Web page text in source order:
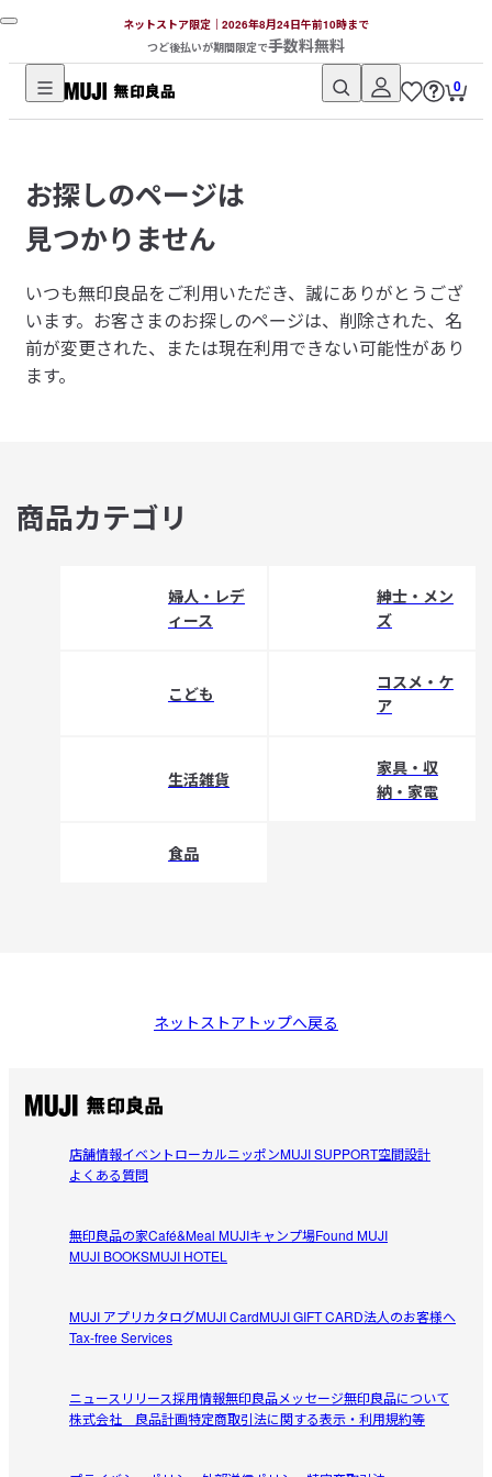
ネットストア限定｜2026年8月24日午前10時まで
つど後払いが期間限定で手数料無料
無
品
ネ
ッ
ト
ス
ト
ア
0
お探しのページは
見つかりません
いつも無印良品をご利用いただき、誠にありがとうござ
います。 お客さまのお探しのページは、削除された、名
前が変更された、または現在利用できない可能性があり
ます。
商品カテゴリ
婦人・レデ
ィース
紳士・メン
ズ
こども
コスメ・ケ
ア
生活雑貨
家具・収
納・家電
食品
ネットストアトップへ戻る
店舗情報イベントローカルニッポンMUJI SUPPORT空間設計
よくある質問
無印良品の家Café&Meal MUJIキャンプ場Found MUJI
MUJI BOOKSMUJI HOTEL
MUJI アプリカタログMUJI CardMUJI GIFT CARD法人のお客様へ
Tax-free Services
ニュースリリース採用情報無印良品メッセージ無印良品について
株式会社 良品計画特定商取引法に関する表示・利用規約等